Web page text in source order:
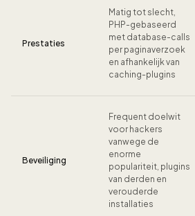
Prestaties
Matig tot slecht,
PHP-gebaseerd
met database-calls
per paginaverzoek
en afhankelijk van
caching-plugins
Beveiliging
Frequent doelwit
voor hackers
vanwege de
enorme
populariteit, plugins
van derden en
verouderde
installaties